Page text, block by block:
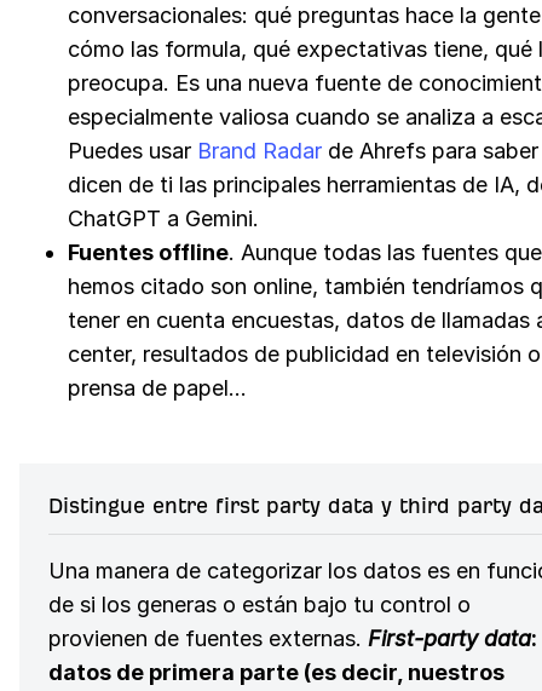
conversacionales: qué preguntas hace la
cómo las formula, qué expectativas tiene, qué
preocupa. Es una nueva fuente de
especialmente valiosa cuando se analiza a
Puedes usar Brand Radar de Ahrefs para
dicen de ti las principales herramientas de IA,
ChatGPT a Gemini.
Fuentes offline. Aunque todas las fuentes que
hemos citado son online, también tendríamos
tener en cuenta encuestas, datos de llamadas
center, resultados de publicidad en televisión o
prensa de papel…
Distingue entre first party data y third party
Una manera de categorizar los datos es en
de si los generas o están bajo tu control o
provienen de fuentes externas. First-party data:
datos de primera parte (es decir, nuestros